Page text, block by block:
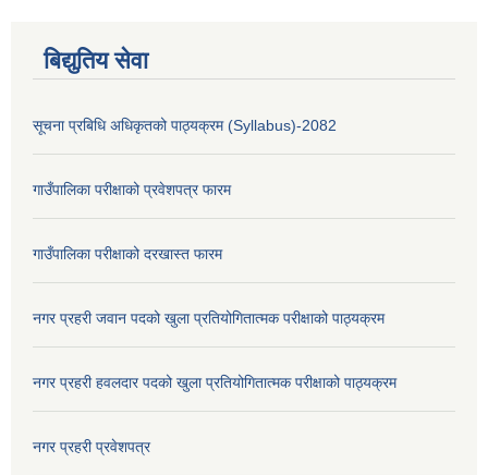
बिद्युतिय सेवा
सूचना प्रबिधि अधिकृतको पाठ्यक्रम (Syllabus)-2082
गाउँपालिका परीक्षाको प्रवेशपत्र फारम
गाउँपालिका परीक्षाको दरखास्त फारम
नगर प्रहरी जवान पदको खुला प्रतियोगितात्मक परीक्षाको पाठ्यक्रम
नगर प्रहरी हवलदार पदको खुला प्रतियोगितात्मक परीक्षाको पाठ्यक्रम
नगर प्रहरी प्रवेशपत्र